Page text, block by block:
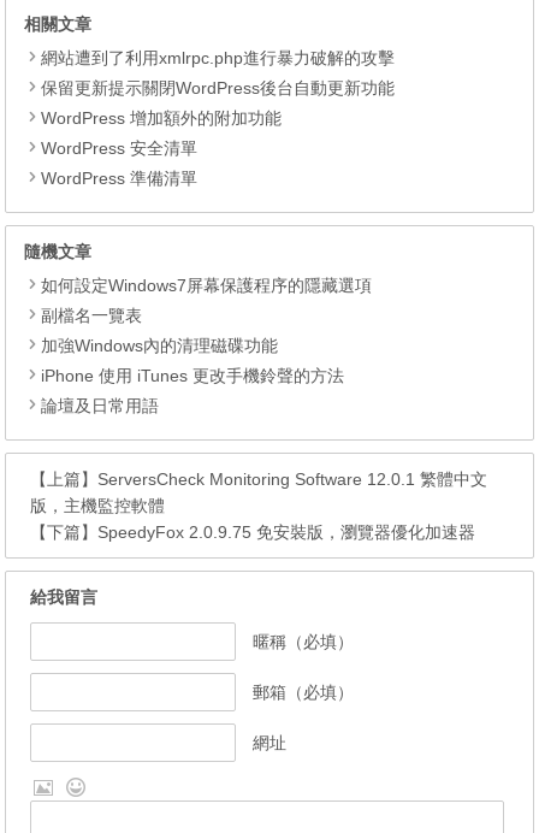
相關文章
網站遭到了利用xmlrpc.php進行暴力破解的攻擊
保留更新提示關閉WordPress後台自動更新功能
WordPress 增加額外的附加功能
WordPress 安全清單
WordPress 準備清單
隨機文章
如何設定Windows7屏幕保護程序的隱藏選項
副檔名一覽表
加強Windows內的清理磁碟功能
iPhone 使用 iTunes 更改手機鈴聲的方法
論壇及日常用語
【上篇】 ServersCheck Monitoring Software 12.0.1 繁體中文
版，主機監控軟體
【下篇】 SpeedyFox 2.0.9.75 免安裝版，瀏覽器優化加速器
給我留言
暱稱（必填）
郵箱（必填）
網址